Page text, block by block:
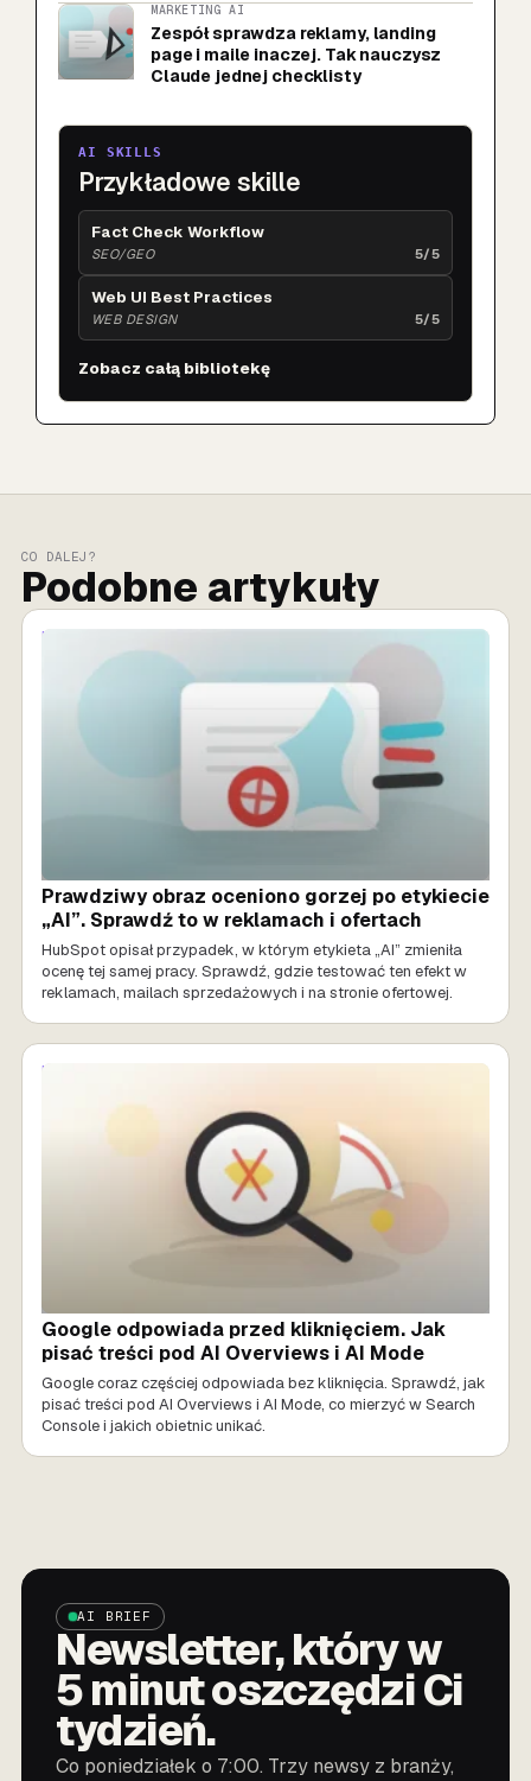
MARKETING AI
Zespół sprawdza reklamy, landing
page i maile inaczej. Tak nauczysz
Claude jednej checklisty
AI SKILLS
Przykładowe skille
Fact Check Workflow
SEO/GEO 5/5
Web UI Best Practices
WEB DESIGN 5/5
Zobacz całą bibliotekę
CO DALEJ?
Podobne artykuły
MARKETING AI
Prawdziwy obraz oceniono gorzej po etykiecie
„AI”. Sprawdź to w reklamach i ofertach
HubSpot opisał przypadek, w którym etykieta „AI” zmieniła
ocenę tej samej pracy. Sprawdź, gdzie testować ten efekt w
reklamach, mailach sprzedażowych i na stronie ofertowej.
MARKETING AI
Google odpowiada przed kliknięciem. Jak
pisać treści pod AI Overviews i AI Mode
Google coraz częściej odpowiada bez kliknięcia. Sprawdź, jak
pisać treści pod AI Overviews i AI Mode, co mierzyć w Search
Console i jakich obietnic unikać.
AI BRIEF
Newsletter, który w
5 minut oszczędzi Ci
tydzień.
Co poniedziałek o 7:00. Trzy newsy z branży,